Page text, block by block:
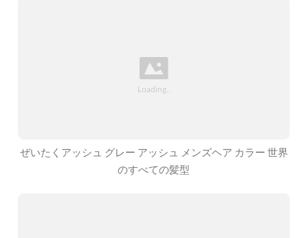
ぜいたくアッシュ グレー アッシュ メンズヘア カラー 世界
のすべての髪型